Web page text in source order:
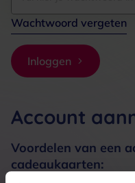
Wachtwoord vergeten
Inloggen
Account
Voordelen van een
cadeaukaarten: